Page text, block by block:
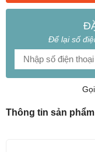
Để lại số
Thông tin sản phẩm